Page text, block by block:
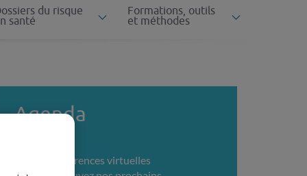
du risque
santé
Formations, outils
et méthodes
Agenda
Conférences virtuelles